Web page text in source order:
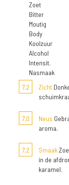
Zoet
Bitter
Moutig
Body
Koolzuur
Alcohol
Intensit.
Nasmaak
7,2
Zicht
7,0 Neus
aroma.
7,2 Smaak
in de
karamel.